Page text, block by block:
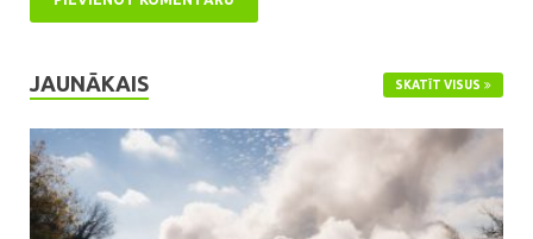
JAUNĀKAIS SKATĪT VISUS